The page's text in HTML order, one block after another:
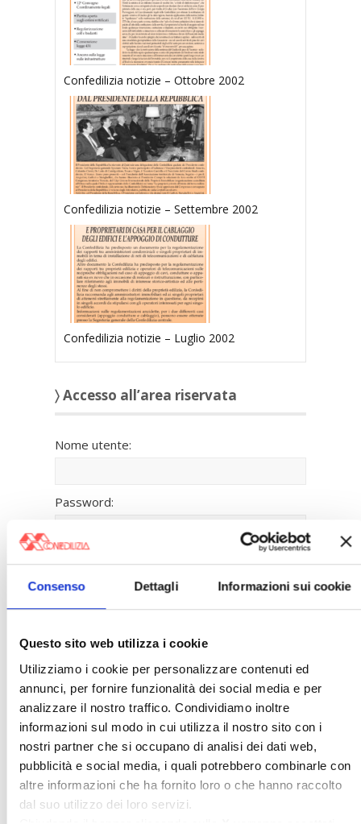
Consenso Dettagli Informazioni sui cookie
Questo sito web utilizza i cookie
Utilizziamo i cookie per personalizzare contenuti ed
annunci, per fornire funzionalità dei social media e per
analizzare il nostro traffico. Condividiamo inoltre
informazioni sul modo in cui utilizza il nostro sito con i
nostri partner che si occupano di analisi dei dati web,
pubblicità e social media, i quali potrebbero combinarle con
altre informazioni che ha fornito loro o che hanno raccolto
dal suo utilizzo dei loro servizi.
Confedilizia notizie – Ottobre 2002
Confedilizia notizie – Settembre 2002
Confedilizia notizie – Luglio 2002
〉 Accesso all’area riservata
Nome utente:
Password:
Accesso
Registrazione
〉 Banche dati
Legislazione e prassi
» Legislazione
»Prassi
Giurisprudenza
»Corte Costituzionale